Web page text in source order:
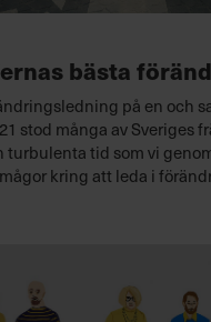
bästa
på en och
stod många av Sveriges
turbulenta tid som vi
kring att leda i